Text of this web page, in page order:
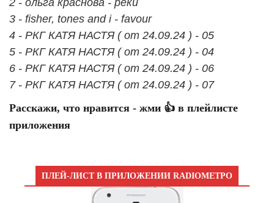
3 - fisher, tones and i - favour
4 - РКГ КАТЯ НАСТЯ ( от 24.09.24 ) - 05
5 - РКГ КАТЯ НАСТЯ ( от 24.09.24 ) - 04
6 - РКГ КАТЯ НАСТЯ ( от 24.09.24 ) - 06
7 - РКГ КАТЯ НАСТЯ ( от 24.09.24 ) - 07
Расскажи, что нравится - жми 👍 в плейлисте
приложения
ПЛЕЙ-ЛИСТ В ПРИЛОЖЕНИИ RADIOМЕТРО